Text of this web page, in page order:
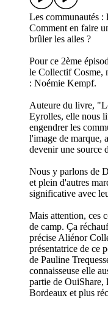
Les communautés :
Comment en faire
brûler les ailes ?
Pour ce 2ème
le Collectif Cosme,
: Noémie Kempf.
Auteure du livre,
Eyrolles, elle nous
engendrer les
l'image de marque,
devenir une source
Nous y parlons de
et plein d'autres
significative avec
Mais attention, ces
de camp. Ça
précise Aliénor
présentatrice de ce
de Pauline
connaisseuse elle
partie de OuiShare,
Bordeaux et plus